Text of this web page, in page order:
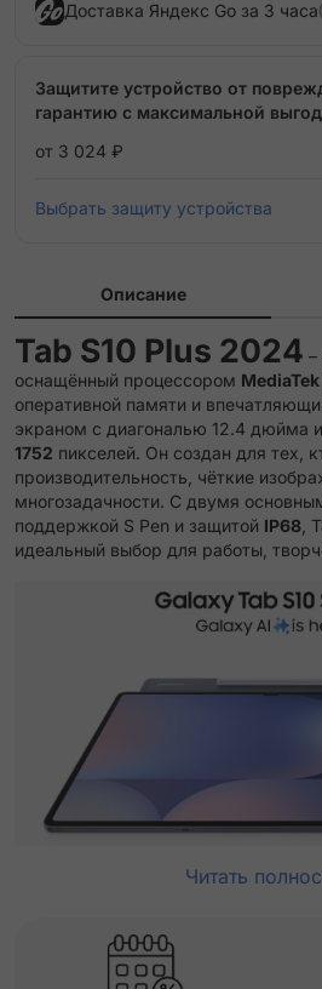
Доставка Яндекс Go за 3 часа
Защитите устройство от
гарантию с максимальной
от 3 024 ₽
Выбрать защиту устройства
Описание
Tab S10 Plus 2024 –
оснащённый процессором
оперативной памяти и
экраном с диагональю 12.4 дюйма
1752 пикселей. Он создан для тех,
производительность, чёткие
многозадачности. С двумя
поддержкой S Pen и защитой IP68 ,
идеальный выбор для работы,
Читать